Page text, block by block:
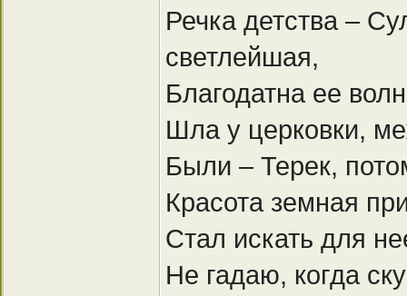
Речка детства –
светлейшая,
Благодатна ее
Шла у церковки,
Были – Терек,
Красота земная
Стал искать для
Не гадаю, когда